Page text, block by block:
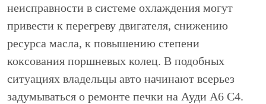
неисправности в системе охлаждения могут
привести к перегреву двигателя, снижению
ресурса масла, к повышению степени
коксования поршневых колец. В подобных
ситуациях владельцы авто начинают всерьез
задумываться о ремонте печки на Ауди А6 С4.